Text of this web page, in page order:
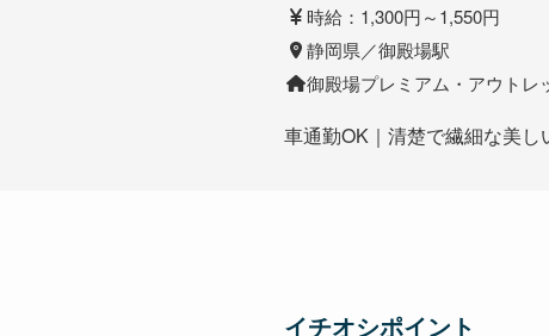
時給：1,300円～1,550円
静岡県／御殿場駅
御殿場プレミアム・アウトレ
車通勤OK｜清楚で繊細な美し
イチオシポイント